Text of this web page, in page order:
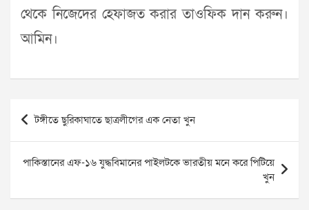
থেকে নিজেদের হেফাজত করার তাওফিক দান করুন।
আমিন।
Post
navigation
টঙ্গীতে ছুরিকাঘাতে ছাত্রলীগের এক নেতা খুন
পাকিস্তানের এফ-১৬ যুদ্ধবিমানের পাইলটকে ভারতীয় মনে করে পিটিয়ে
খুন